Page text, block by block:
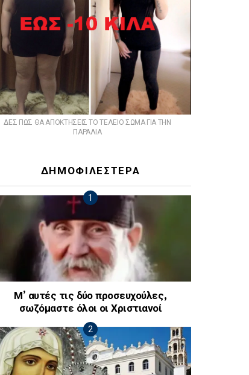
ΔΕΣ ΠΩΣ ΘΑ ΑΠΟΚΤΗΣΕΙΣ ΤΟ ΤΕΛΕΙΟ ΣΩΜΑ ΓΙΑ ΤΗΝ
ΠΑΡΑΛΙΑ
ΔΗΜΟΦΙΛΕΣΤΕΡΑ
Μ’ αυτές τις δύο προσευχούλες,
σωζόμαστε όλοι οι Χριστιανοί